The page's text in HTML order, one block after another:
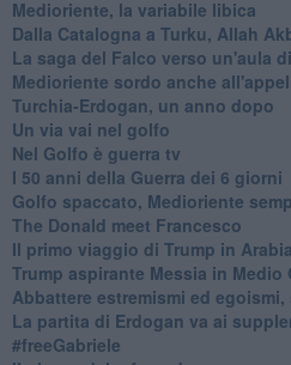
Medioriente, la variabile libica
Dalla Catalogna a Turku, Allah
La saga del Falco verso un'aula
Medioriente sordo anche
Turchia-Erdogan, un anno dopo
Un via vai nel golfo
Nel Golfo è guerra tv
I 50 anni della Guerra dei 6 giorni
Golfo spaccato, Medioriente
The Donald meet Francesco
Il primo viaggio di Trump in Arabia
Trump aspirante Messia in Medio
Abbattere estremismi ed egoismi,
La partita di Erdogan va ai
#freeGabriele